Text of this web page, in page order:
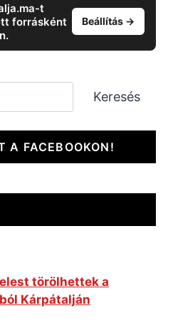
t
forrásként
Beállítás →
Keresés
A FACEBOOKON!
törölhettek a
Kárpátalján